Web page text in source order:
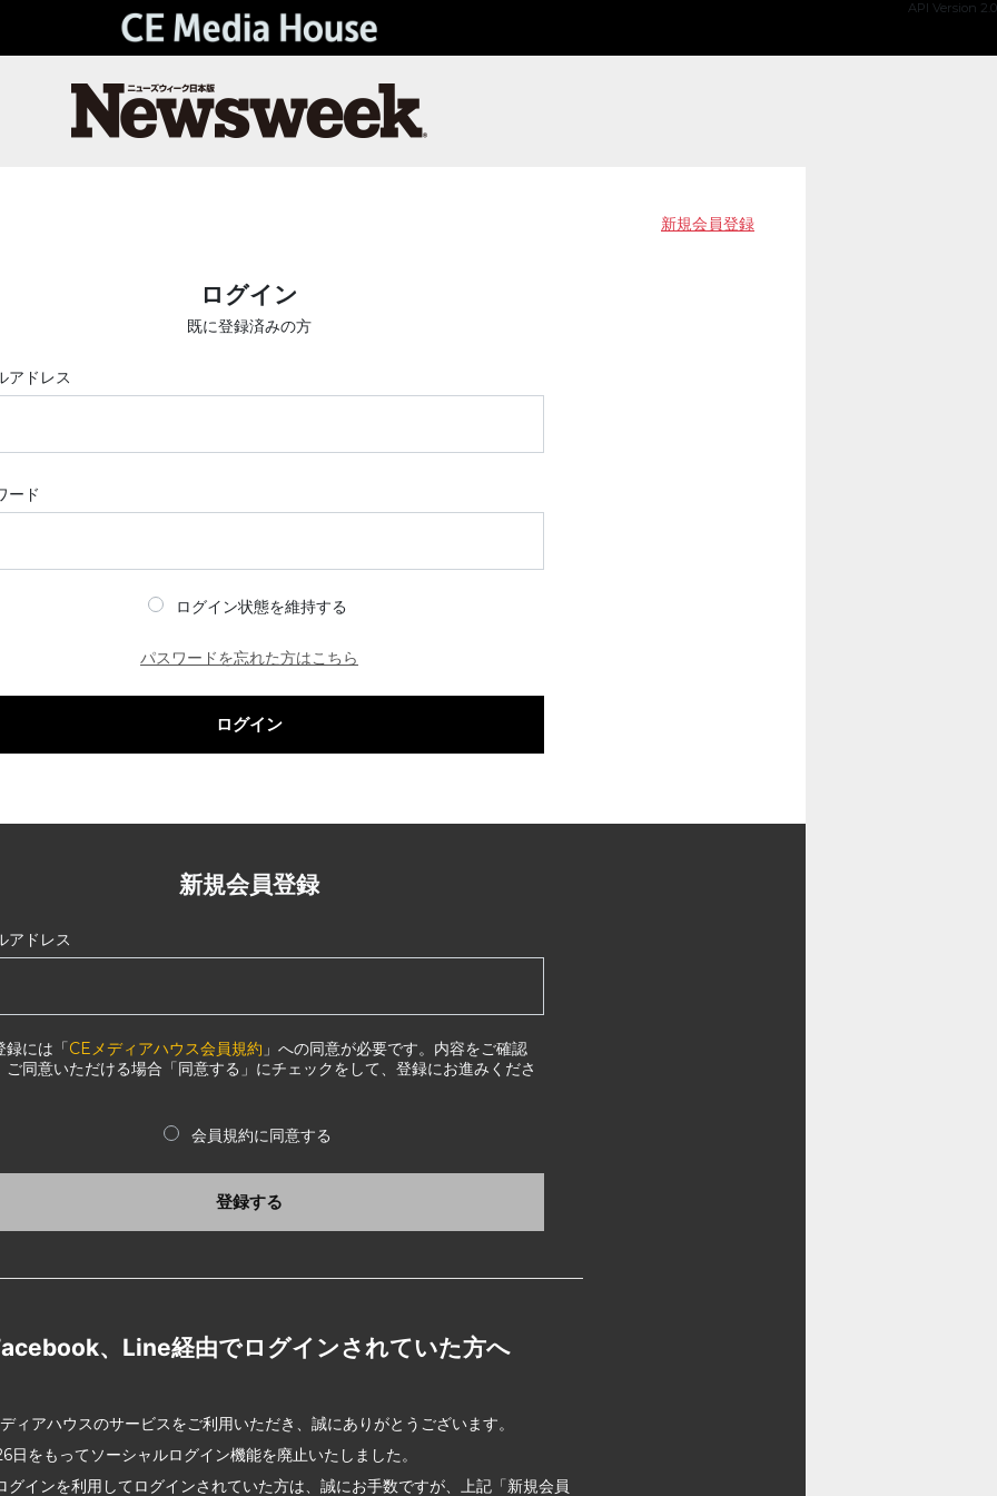
API Version 2.0
新規会員登録
ログイン
既に登録済みの方
アドレス
ード
ログイン状態を維持する
パスワードを忘れた方はこちら
ログイン
新規会員登録
アドレス
録には「CEメディアハウス会員規約 」への同意が必要です。内容をご確認
ご同意いただける場合「同意する」にチェックをして、登録にお進みくださ
会員規約に同意する
登録する
、Line経由でログインされていた方へ
ィアハウスのサービスをご利用いただき、誠にありがとうございます。
日をもってソーシャルログイン機能を廃止いたしました。
グインを利用してログインされていた方は、誠にお手数ですが、上記「新規会員